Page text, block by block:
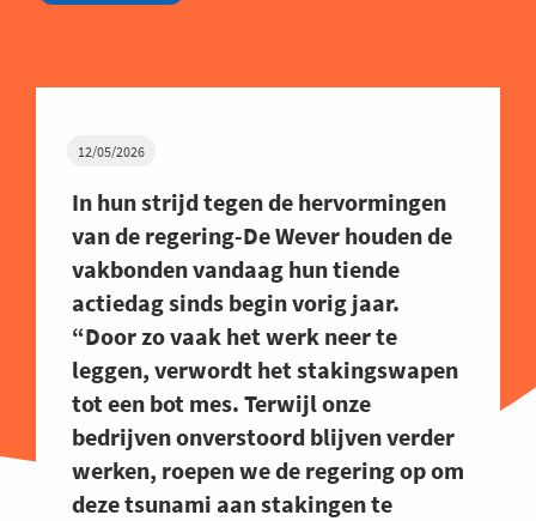
12/05/2026
In hun strijd tegen de hervormingen
van de regering-De Wever houden de
vakbonden vandaag hun tiende
actiedag sinds begin vorig jaar.
“Door zo vaak het werk neer te
leggen, verwordt het stakingswapen
tot een bot mes. Terwijl onze
bedrijven onverstoord blijven verder
werken, roepen we de regering op om
deze tsunami aan stakingen te